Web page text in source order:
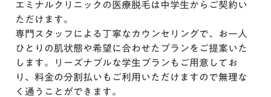
エミナルクリニックの医療脱毛は中学生からご契約い
ただけます。
専門スタッフによる丁寧なカウンセリングで、お一人
ひとりの肌状態や希望に合わせたプランをご提案いた
します。リーズナブルな学生プランもご用意してお
り、料金の分割払いもご利用いただけますので無理な
く通うことができます。